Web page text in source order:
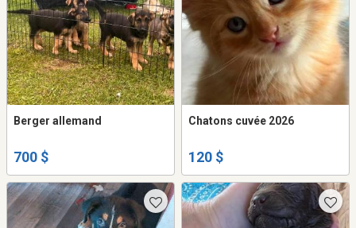
Berger allemand
700 $
Chatons cuvée 2026
120 $